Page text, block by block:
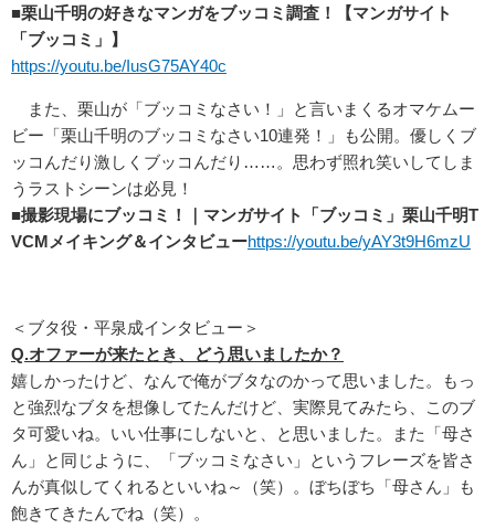
■栗山千明の好きなマンガをブッコミ調査！【マンガサイト
「ブッコミ」】
https://youtu.be/IusG75AY40c
また、栗山が「ブッコミなさい！」と言いまくるオマケムー
ビー「栗山千明のブッコミなさい10連発！」も公開。優しくブ
ッコんだり激しくブッコんだり……。思わず照れ笑いしてしま
うラストシーンは必見！
■撮影現場にブッコミ！｜マンガサイト「ブッコミ」栗山千明T
VCMメイキング＆インタビューhttps://youtu.be/yAY3t9H6mzU
＜ブタ役・平泉成インタビュー＞
Q.オファーが来たとき、どう思いましたか？
嬉しかったけど、なんで俺がブタなのかって思いました。もっ
と強烈なブタを想像してたんだけど、実際見てみたら、このブ
タ可愛いね。いい仕事にしないと、と思いました。また「母さ
ん」と同じように、「ブッコミなさい」というフレーズを皆さ
んが真似してくれるといいね～（笑）。ぼちぼち「母さん」も
飽きてきたんでね（笑）。